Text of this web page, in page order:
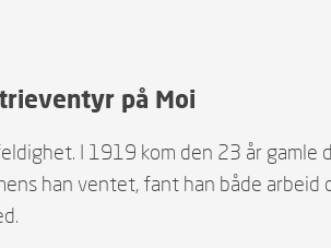
på Moi
I 1919 kom den 23 år gamle
han ventet, fant han både